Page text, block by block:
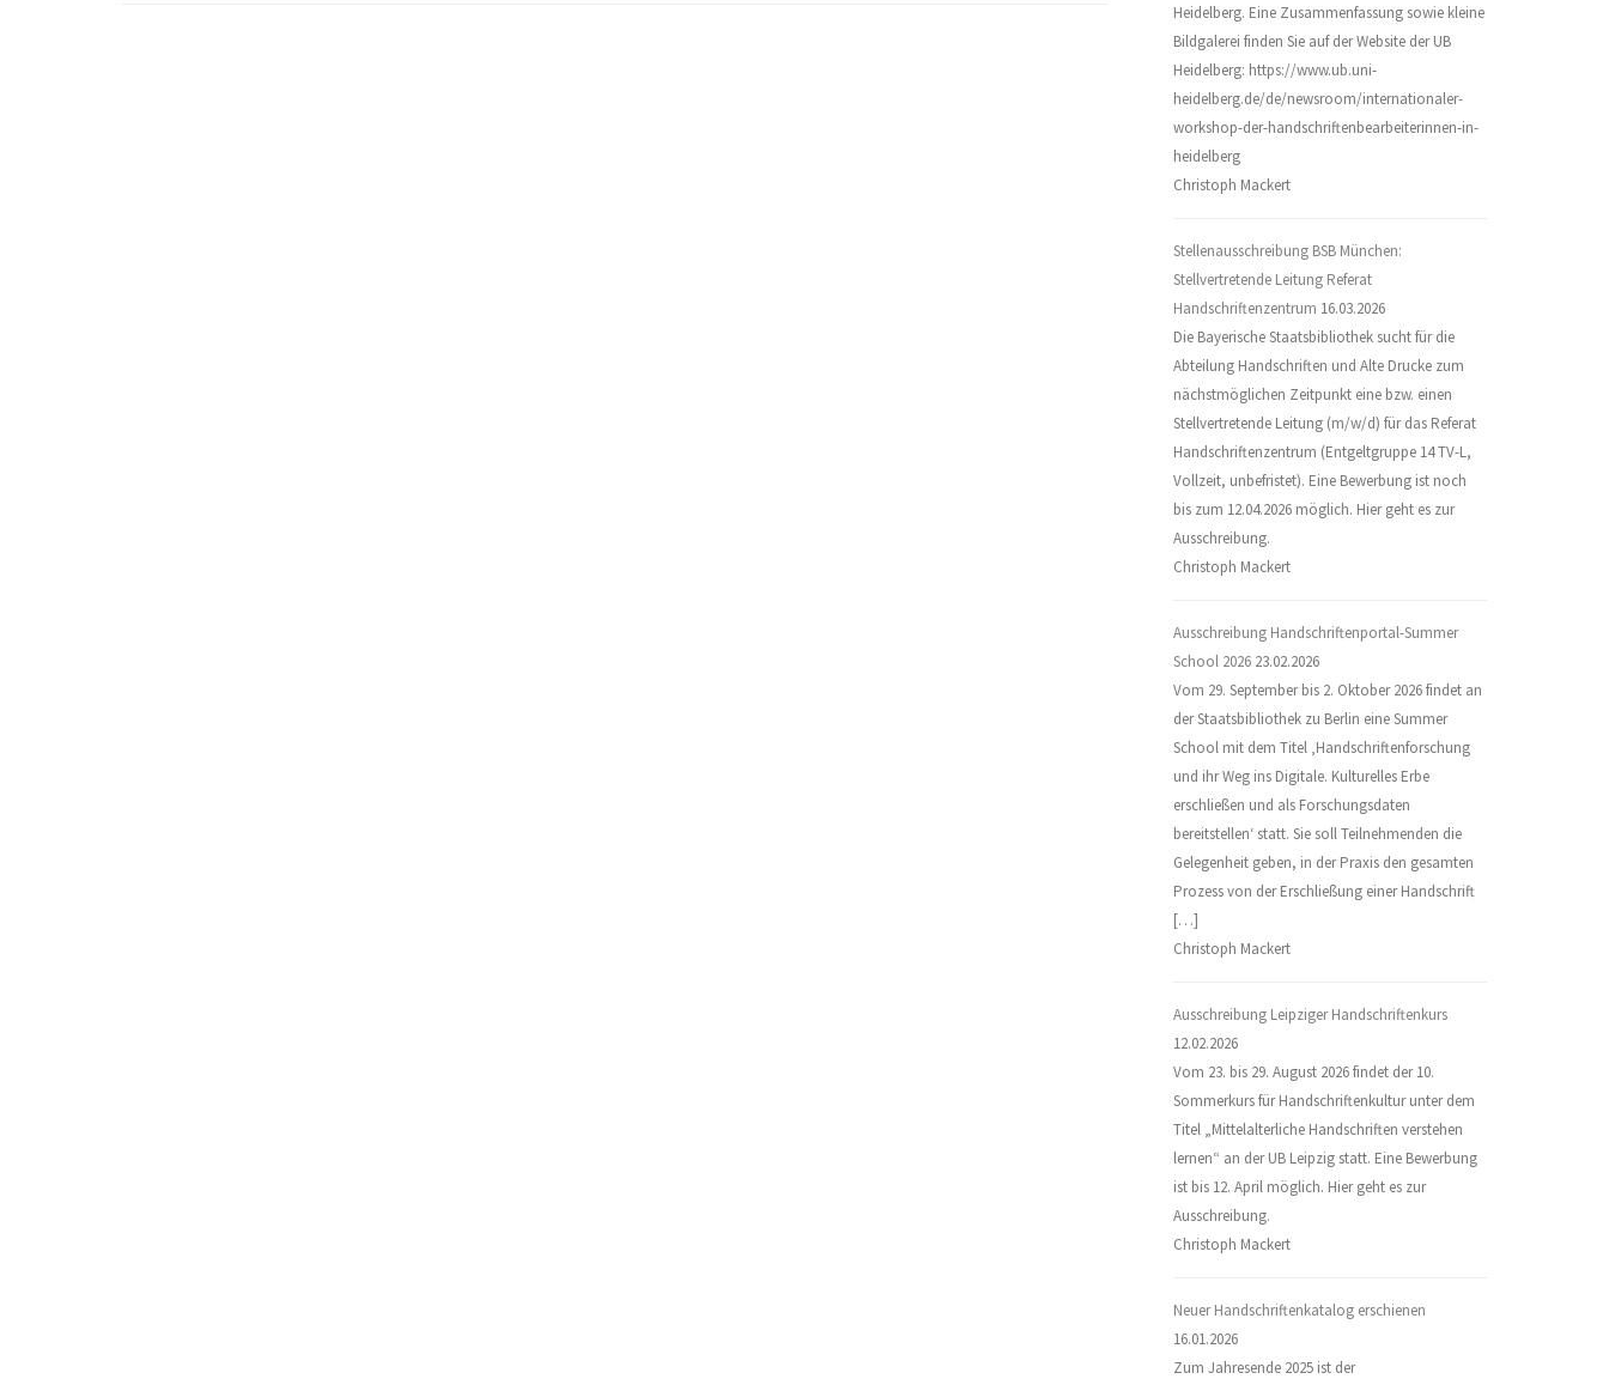
Heidelberg. Eine Zusammenfassung sowie kleine
Bildgalerei finden Sie auf der Website der UB
Heidelberg: https://www.ub.uni-
heidelberg.de/de/newsroom/internationaler-
workshop-der-handschriftenbearbeiterinnen-in-
heidelberg
Christoph Mackert
Stellenausschreibung BSB München:
Stellvertretende Leitung Referat
Handschriftenzentrum 16.03.2026
Die Bayerische Staatsbibliothek sucht für die
Abteilung Handschriften und Alte Drucke zum
nächstmöglichen Zeitpunkt eine bzw. einen
Stellvertretende Leitung (m/w/d) für das Referat
Handschriftenzentrum (Entgeltgruppe 14 TV-L,
Vollzeit, unbefristet). Eine Bewerbung ist noch
bis zum 12.04.2026 möglich. Hier geht es zur
Ausschreibung.
Christoph Mackert
Ausschreibung Handschriftenportal-Summer
School 2026 23.02.2026
Vom 29. September bis 2. Oktober 2026 findet an
der Staatsbibliothek zu Berlin eine Summer
School mit dem Titel ‚Handschriftenforschung
und ihr Weg ins Digitale. Kulturelles Erbe
erschließen und als Forschungsdaten
bereitstellen‘ statt. Sie soll Teilnehmenden die
Gelegenheit geben, in der Praxis den gesamten
Prozess von der Erschließung einer Handschrift
[…]
Christoph Mackert
Ausschreibung Leipziger Handschriftenkurs
12.02.2026
Vom 23. bis 29. August 2026 findet der 10.
Sommerkurs für Handschriftenkultur unter dem
Titel „Mittelalterliche Handschriften verstehen
lernen“ an der UB Leipzig statt. Eine Bewerbung
ist bis 12. April möglich. Hier geht es zur
Ausschreibung.
Christoph Mackert
Neuer Handschriftenkatalog erschienen
16.01.2026
Zum Jahresende 2025 ist der